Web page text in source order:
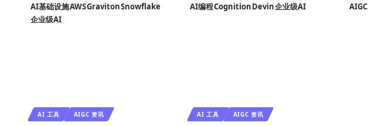
AI基础设施AWSGravitonSnowflake
企业级AI
AI编程CognitionDevin企业级AI
AIGC
AI 工具 AIGC 资讯 AI 工具 AIGC 资讯